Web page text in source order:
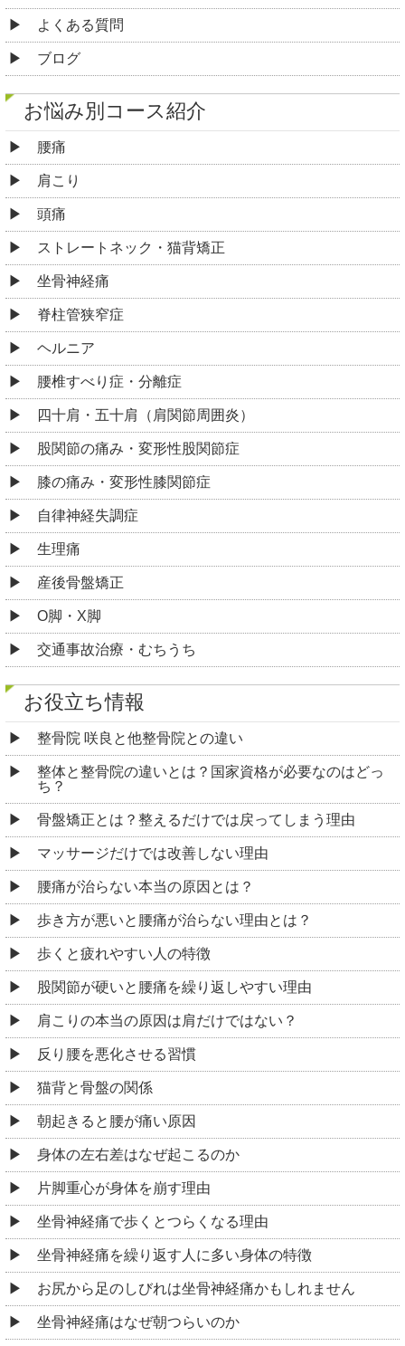
よくある質問
ブログ
お悩み別コース紹介
腰痛
肩こり
頭痛
ストレートネック・猫背矯正
坐骨神経痛
脊柱管狭窄症
ヘルニア
腰椎すべり症・分離症
四十肩・五十肩（肩関節周囲炎）
股関節の痛み・変形性股関節症
膝の痛み・変形性膝関節症
自律神経失調症
生理痛
産後骨盤矯正
O脚・X脚
交通事故治療・むちうち
お役立ち情報
整骨院 咲良と他整骨院との違い
整体と整骨院の違いとは？国家資格が必要なのはどっ
ち？
骨盤矯正とは？整えるだけでは戻ってしまう理由
マッサージだけでは改善しない理由
腰痛が治らない本当の原因とは？
歩き方が悪いと腰痛が治らない理由とは？
歩くと疲れやすい人の特徴
股関節が硬いと腰痛を繰り返しやすい理由
肩こりの本当の原因は肩だけではない？
反り腰を悪化させる習慣
猫背と骨盤の関係
朝起きると腰が痛い原因
身体の左右差はなぜ起こるのか
片脚重心が身体を崩す理由
坐骨神経痛で歩くとつらくなる理由
坐骨神経痛を繰り返す人に多い身体の特徴
お尻から足のしびれは坐骨神経痛かもしれません
坐骨神経痛はなぜ朝つらいのか